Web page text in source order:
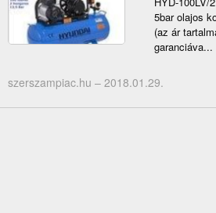
5bar olajos
(az ár
garanciáva...
szerszampiac.hu – 2018.01.29.